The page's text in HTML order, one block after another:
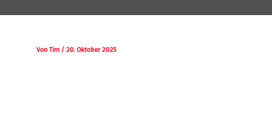
Von Tim / 20. Oktober 2025